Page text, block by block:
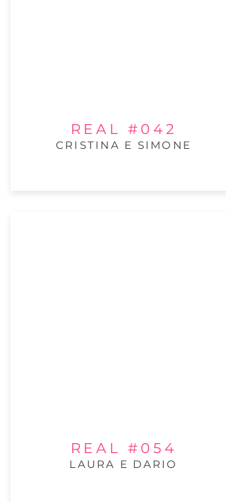
REAL #042
CRISTINA E SIMONE
REAL #054
LAURA E DARIO